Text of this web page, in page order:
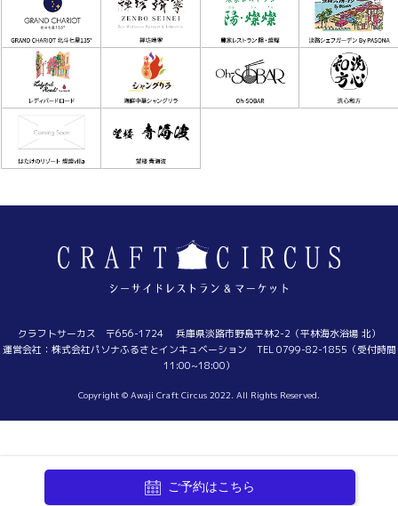
ご予約はこちら
クラフトサーカス 〒656-1724 兵庫県淡路市野島平林2-2（平林海水浴場 北）
運営会社：株式会社パソナふるさとインキュベーション TEL 0799-82-1855（受付時間
11:00~18:00）
Copyright © Awaji Craft Circus 2022. All Rights Reserved.